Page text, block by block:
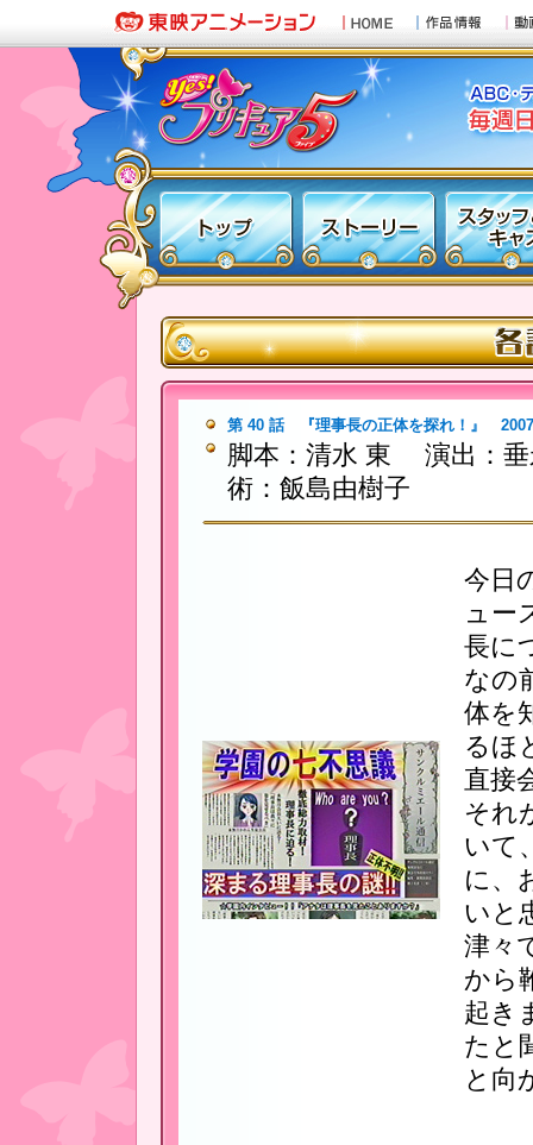
第 40 話 『理事長の正体を探れ！』
脚本：清水 東 演出：
術：飯島由樹子
今日
ュー
長に
なの
体を
るほ
直接
それ
いて
に、
いと
津々
から
起き
たと
と向